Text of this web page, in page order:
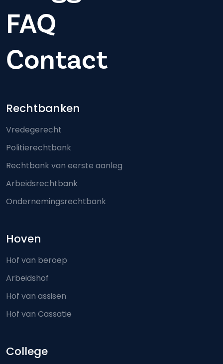
FAQ
Contact
Footer-menu
Rechtbanken
Vredegerecht
Politierechtbank
Rechtbank van eerste aanleg
Arbeidsrechtbank
Ondernemingsrechtbank
Hoven
Hof van beroep
Arbeidshof
Hof van assisen
Hof van Cassatie
College